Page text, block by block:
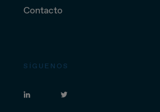
Contacto
SÍGUENOS